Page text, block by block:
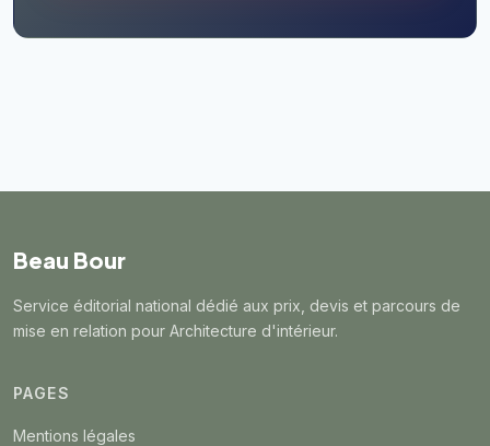
Beau Bour
Service éditorial national dédié aux prix, devis et parcours de
mise en relation pour Architecture d'intérieur.
PAGES
Mentions légales